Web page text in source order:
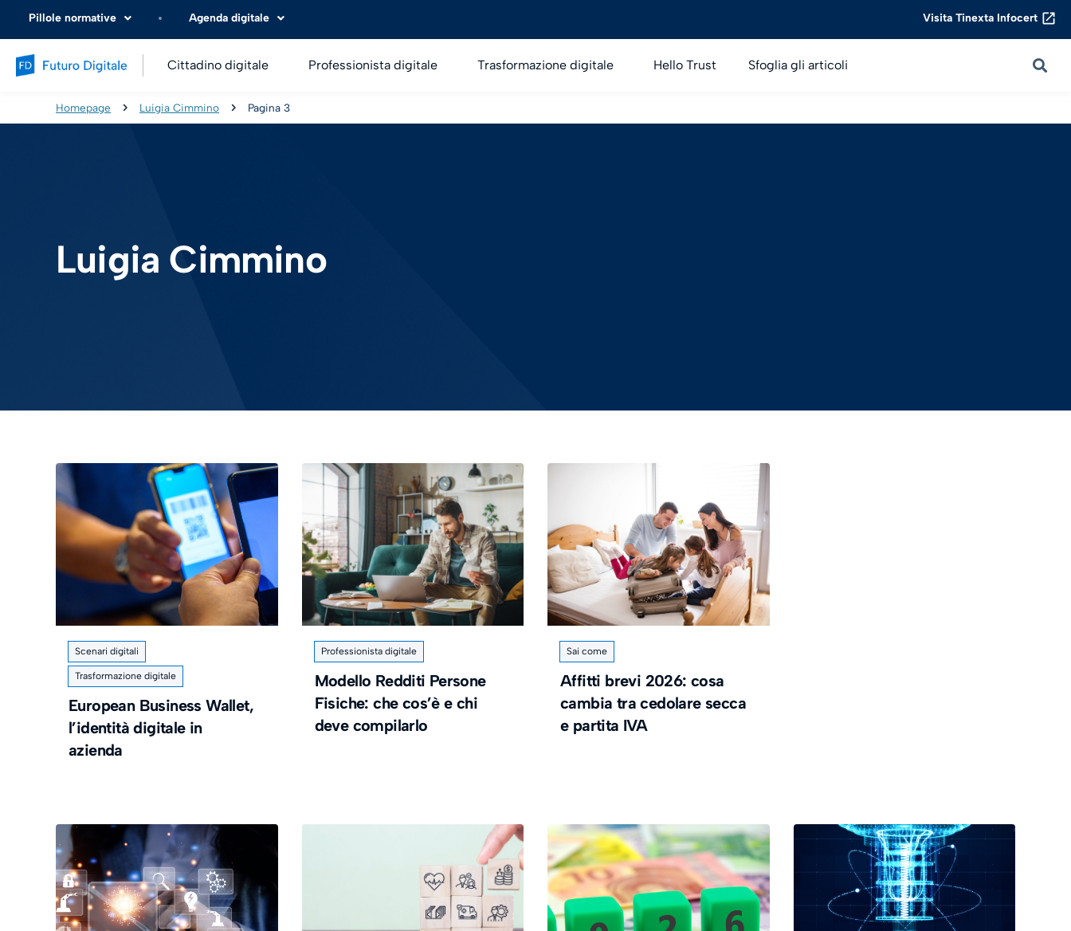
Pillole normative Agenda digitale Visita Tinexta Infocert
Cittadino digitale Professionista digitale Trasformazione digitale Hello Trust Sfoglia gli articoli
Homepage Luigia Cimmino Pagina 3
Luigia Cimmino
Scenari digitali
Trasformazione digitale
European Business Wallet,
l’identità digitale in
azienda
Professionista digitale
Modello Redditi Persone
Fisiche: che cos’è e chi
deve compilarlo
Sai come
Affitti brevi 2026: cosa
cambia tra cedolare secca
e partita IVA